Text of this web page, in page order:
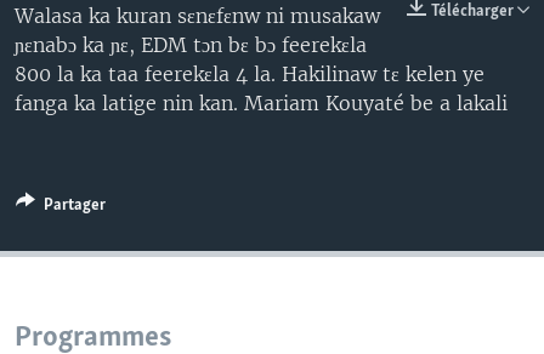
Télécharger
Walasa ka kuran sɛnɛfɛnw ni musakaw
ɲɛnabɔ ka ɲɛ, EDM tɔn bɛ bɔ feerekɛla
800 la ka taa feerekɛla 4 la. Hakilinaw tɛ kelen ye
fanga ka latige nin kan. Mariam Kouyaté be a lakali
Partager
Programmes